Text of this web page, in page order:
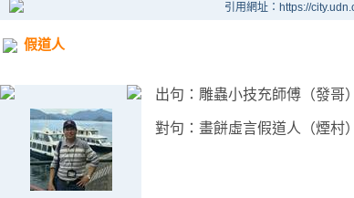
引用網址：https://
假道人
出句：雕蟲小技充師傅（發哥）
對句：畫餅虛言假道人（煙村）